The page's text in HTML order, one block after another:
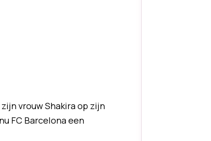
vrouw Shakira op zijn
FC Barcelona een